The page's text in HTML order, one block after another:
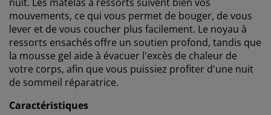
mouvements, ce qui vous permet de bouger, de vous
lever et de vous coucher plus facilement. Le noyau à
ressorts ensachés offre un soutien profond, tandis que
la mousse gel aide à évacuer l'excès de chaleur de
votre corps, afin que vous puissiez profiter d'une nuit
de sommeil réparatrice.
Caractéristiques